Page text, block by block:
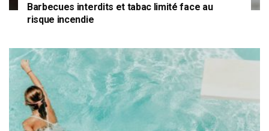
Barbecues interdits et tabac limité face au
risque incendie